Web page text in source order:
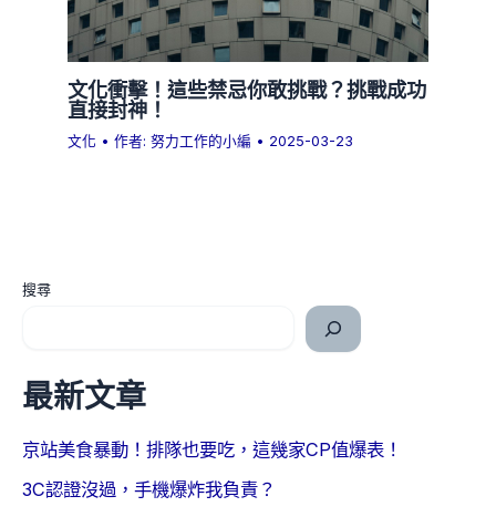
文化衝擊！這些禁忌你敢挑戰？挑戰成功
直接封神！
文化 • 作者:努力工作的小編 • 2025-03-23
搜尋
最新文章
京站美食暴動！排隊也要吃，這幾家CP值爆表！
3C認證沒過，手機爆炸我負責？